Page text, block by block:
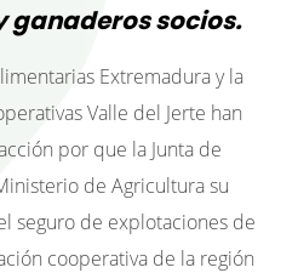
ganaderos socios.
Extremadura y la
Valle del Jerte han
por que la Junta de
de Agricultura su
seguro de explotaciones de
cooperativa de la región